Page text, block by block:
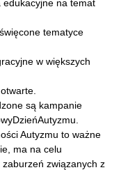
edukacyjne na temat
tematyce
w większych
są kampanie
Autyzmu to ważne
ma na celu
zaburzeń związanych z